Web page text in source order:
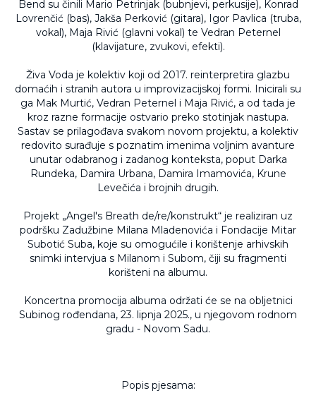
Bend su činili Mario Petrinjak (bubnjevi, perkusije), Konrad
Lovrenčić (bas), Jakša Perković (gitara), Igor Pavlica (truba,
vokal), Maja Rivić (glavni vokal) te Vedran Peternel
(klavijature, zvukovi, efekti).
Živa Voda je kolektiv koji od 2017. reinterpretira glazbu
domaćih i stranih autora u improvizacijskoj formi. Inicirali su
ga Mak Murtić, Vedran Peternel i Maja Rivić, a od tada je
kroz razne formacije ostvario preko stotinjak nastupa.
Sastav se prilagođava svakom novom projektu, a kolektiv
redovito surađuje s poznatim imenima voljnim avanture
unutar odabranog i zadanog konteksta, poput Darka
Rundeka, Damira Urbana, Damira Imamovića, Krune
Levečića i brojnih drugih.
Projekt „Angel's Breath de/re/konstrukt“ je realiziran uz
podršku Zadužbine Milana Mladenovića i Fondacije Mitar
Subotić Suba, koje su omogućile i korištenje arhivskih
snimki intervjua s Milanom i Subom, čiji su fragmenti
korišteni na albumu.
Koncertna promocija albuma održati će se na obljetnici
Subinog rođendana, 23. lipnja 2025., u njegovom rodnom
gradu - Novom Sadu.
Popis pjesama: